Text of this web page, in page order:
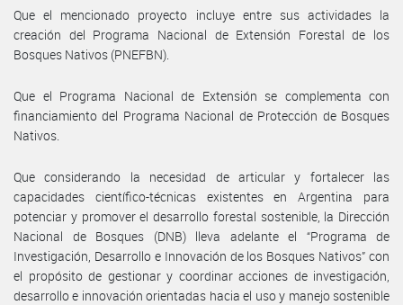
Que el mencionado proyecto incluye entre sus actividades la
creación del Programa Nacional de Extensión Forestal de los
Bosques Nativos (PNEFBN).
Que el Programa Nacional de Extensión se complementa con
financiamiento del Programa Nacional de Protección de Bosques
Nativos.
Que considerando la necesidad de articular y fortalecer las
capacidades científico-técnicas existentes en Argentina para
potenciar y promover el desarrollo forestal sostenible, la Dirección
Nacional de Bosques (DNB) lleva adelante el “Programa de
Investigación, Desarrollo e Innovación de los Bosques Nativos” con
el propósito de gestionar y coordinar acciones de investigación,
desarrollo e innovación orientadas hacia el uso y manejo sostenible